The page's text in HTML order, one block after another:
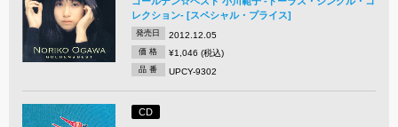
レクション- [スペシャル・プライス]
発売日 2012.12.05
価 格 ¥1,046 (税込)
品 番 UPCY-9302
CD